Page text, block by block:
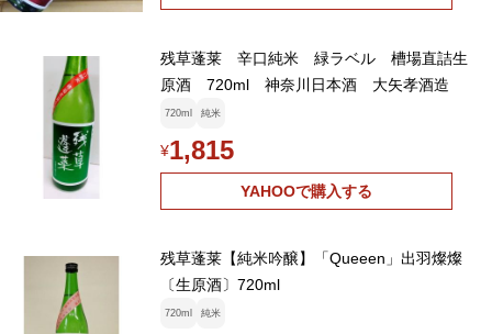
残草蓬莱 辛口純米 緑ラベル 槽場直詰生
原酒 720ml 神奈川日本酒 大矢孝酒造
720ml 純米
¥1,815
YAHOOで購入する
残草蓬莱【純米吟醸】「Queeen」出羽燦燦
〔生原酒〕720ml
720ml 純米